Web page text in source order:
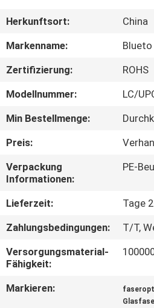
UNS
AUSFLUG
TRETEN
SIE
MIT
UNS
VERBINDUNG
Herkunftsort:
China
Markenname:
Blueto
Zertifizierung:
ROHS
Modellnummer:
LC/
Min Bestellmenge:
Preis:
Verpackung
Informationen:
PE-
Lieferzeit:
Tage
Zahlungsbedingungen:
T/T,
Versorgungsmaterial-
Fähigkeit:
Markieren: